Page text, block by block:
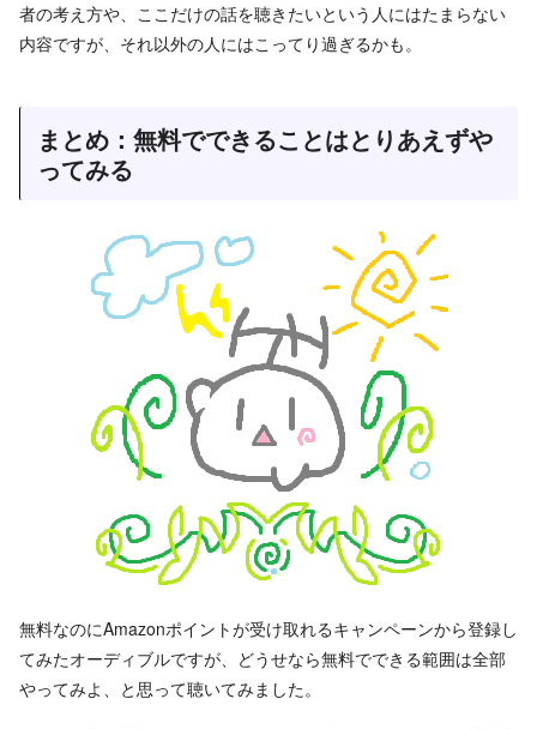
者の考え方や、ここだけの話を聴きたいという人にはたまらない
内容ですが、それ以外の人にはこってり過ぎるかも。
まとめ：無料でできることはとりあえずや
ってみる
無料なのにAmazonポイントが受け取れるキャンペーンから登録し
てみたオーディブルですが、どうせなら無料でできる範囲は全部
やってみよ、と思って聴いてみました。